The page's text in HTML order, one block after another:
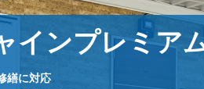
インプレミア
繕に対応